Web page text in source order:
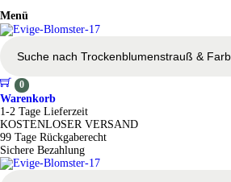
Menü
h
e
n
n
a
c
h
>
0
Warenkorb
1-2 Tage Lieferzeit
KOSTENLOSER VERSAND
99 Tage Rückgaberecht
Sichere Bezahlung